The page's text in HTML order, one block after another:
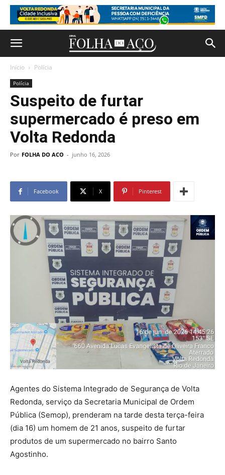
Início Polícia
Polícia
Suspeito de furtar
supermercado é preso em
Volta Redonda
Por FOLHA DO ACO - junho 16, 2026
Facebook X Pinterest
Agentes do Sistema Integrado de Segurança de Volta
Redonda, serviço da Secretaria Municipal de Ordem
Pública (Semop), prenderam na tarde desta terça-feira
(dia 16) um homem de 21 anos, suspeito de furtar
produtos de um supermercado no bairro Santo
Agostinho.